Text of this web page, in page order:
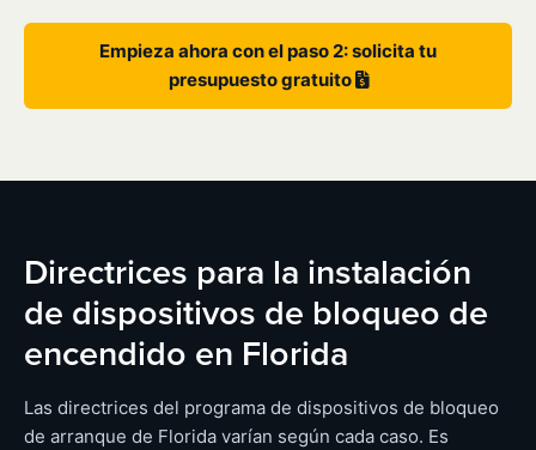
Empieza ahora con el paso 2: solicita tu
presupuesto gratuito
Directrices para la instalación
de dispositivos de bloqueo de
encendido en Florida
Las directrices del programa de dispositivos de bloqueo
de arranque de Florida varían según cada caso. Es